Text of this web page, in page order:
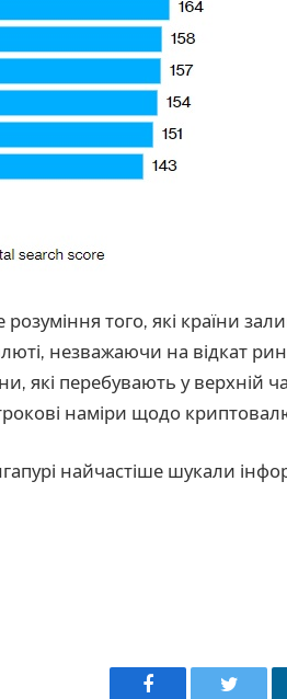
розуміння того, які країни
незважаючи на відкат
які перебувають у верхній
наміри щодо
найчастіше шукали
Facebook Twitter